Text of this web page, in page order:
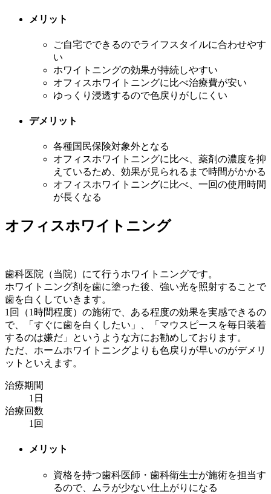
メリット
ご自宅でできるのでライフスタイルに合わせやす
い
ホワイトニングの効果が持続しやすい
オフィスホワイトニングに比べ治療費が安い
ゆっくり浸透するので色戻りがしにくい
デメリット
各種国民保険対象外となる
オフィスホワイトニングに比べ、薬剤の濃度を抑
えているため、効果が見られるまで時間がかかる
オフィスホワイトニングに比べ、一回の使用時間
が長くなる
オフィスホワイトニング
歯科医院（当院）にて行うホワイトニングです。
ホワイトニング剤を歯に塗った後、強い光を照射することで
歯を白くしていきます。
1回（1時間程度）の施術で、ある程度の効果を実感できるの
で、「すぐに歯を白くしたい」、「マウスピースを毎日装着
するのは嫌だ」というような方にお勧めしております。
ただ、ホームホワイトニングよりも色戻りが早いのがデメリ
ットといえます。
治療期間
1日
治療回数
1回
メリット
資格を持つ歯科医師・歯科衛生士が施術を担当す
るので、ムラが少ない仕上がりになる